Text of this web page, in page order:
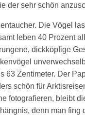
der sehr schön
Die Vögel
leben40 Prozent
dickköpfige
Zentimeter. Der
schön für
fotografieren, bleibt
denn man